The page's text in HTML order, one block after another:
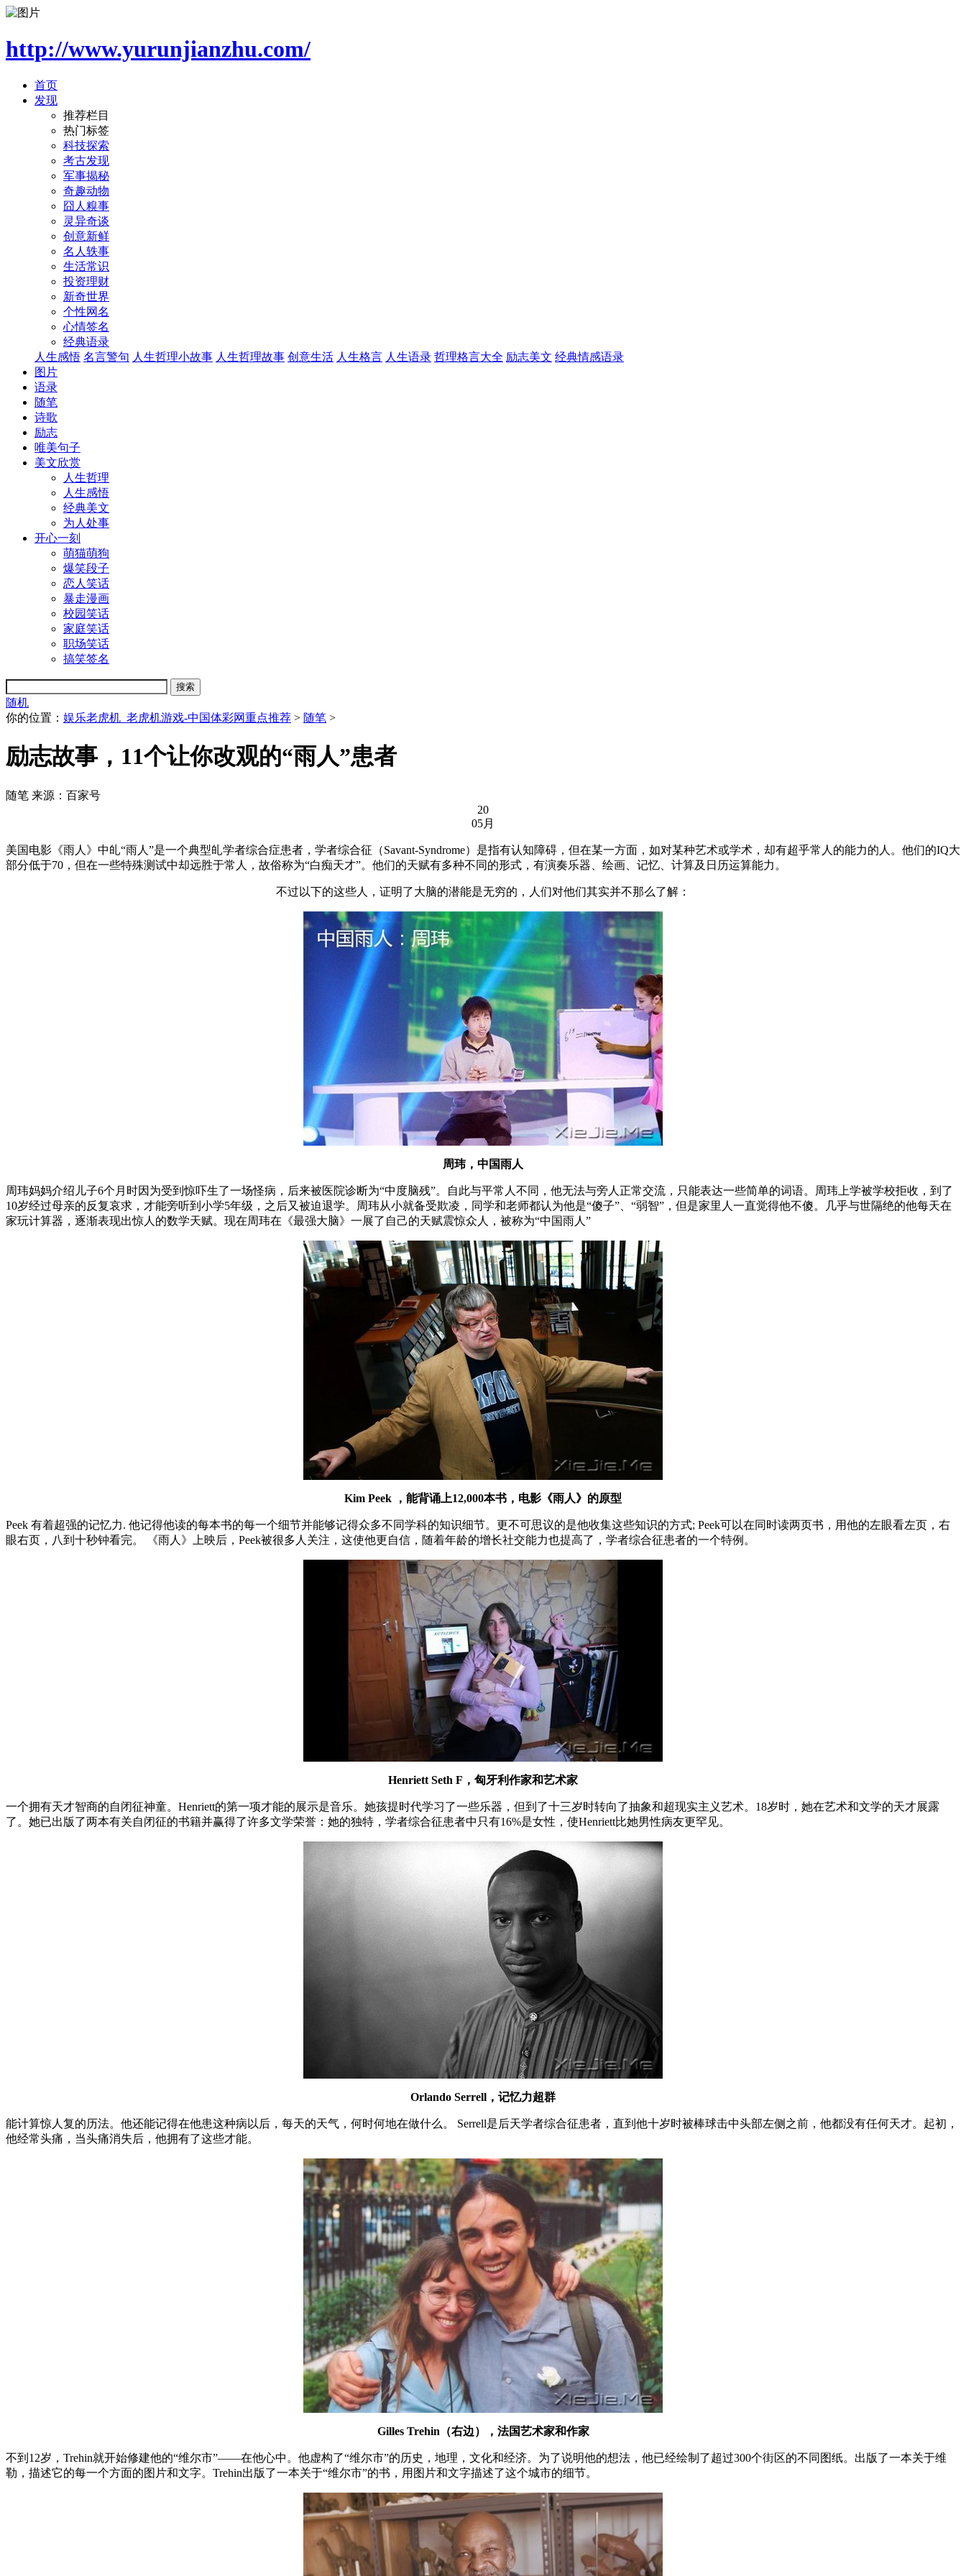
http://www.yurunjianzhu.com/
首页
发现
推荐栏目
热门标签
科技探索
考古发现
军事揭秘
奇趣动物
囧人糗事
灵异奇谈
创意新鲜
名人轶事
生活常识
投资理财
新奇世界
个性网名
心情签名
经典语录
人生感悟 名言警句 人生哲理小故事 人生哲理故事 创意生活 人生格言 人生语录 哲理格言大全 励志美文 经典情感语录
图片
语录
随笔
诗歌
励志
唯美句子
美文欣赏
人生哲理
人生感悟
经典美文
为人处事
开心一刻
萌猫萌狗
爆笑段子
恋人笑话
暴走漫画
校园笑话
家庭笑话
职场笑话
搞笑签名
随机
你的位置： 娱乐老虎机_老虎机游戏-中国体彩网重点推荐 > 随笔 >
励志故事，11个让你改观的“雨人”患者
随笔 来源：百家号
20
05月
美国电影《雨人》中癿“雨人”是一个典型癿学者综合症患者，学者综合征（Savant-Syndrome）是指有认知障碍，但在某一方面，如对某种艺术或学术，却有超乎常人的能力的人。他们的IQ大
部分低于70，但在一些特殊测试中却远胜于常人，故俗称为“白痴天才”。他们的天赋有多种不同的形式，有演奏乐器、绘画、记忆、计算及日历运算能力。
不过以下的这些人，证明了大脑的潜能是无穷的，人们对他们其实并不那么了解：
周玮，中国雨人
周玮妈妈介绍儿子6个月时因为受到惊吓生了一场怪病，后来被医院诊断为“中度脑残”。自此与平常人不同，他无法与旁人正常交流，只能表达一些简单的词语。周玮上学被学校拒收，到了
10岁经过母亲的反复哀求，才能旁听到小学5年级，之后又被迫退学。周玮从小就备受欺凌，同学和老师都认为他是“傻子”、“弱智”，但是家里人一直觉得他不傻。几乎与世隔绝的他每天在
家玩计算器，逐渐表现出惊人的数学天赋。现在周玮在《最强大脑》一展了自己的天赋震惊众人，被称为“中国雨人”
Kim Peek ，能背诵上12,000本书，电影《雨人》的原型
Peek 有着超强的记忆力. 他记得他读的每本书的每一个细节并能够记得众多不同学科的知识细节。更不可思议的是他收集这些知识的方式; Peek可以在同时读两页书，用他的左眼看左页，右
眼右页，八到十秒钟看完。 《雨人》上映后，Peek被很多人关注，这使他更自信，随着年龄的增长社交能力也提高了，学者综合征患者的一个特例。
Henriett Seth F，匈牙利作家和艺术家
一个拥有天才智商的自闭征神童。Henriett的第一项才能的展示是音乐。她孩提时代学习了一些乐器，但到了十三岁时转向了抽象和超现实主义艺术。18岁时，她在艺术和文学的天才展露
了。她已出版了两本有关自闭征的书籍并赢得了许多文学荣誉：她的独特，学者综合征患者中只有16%是女性，使Henriett比她男性病友更罕见。
Orlando Serrell，记忆力超群
能计算惊人复的历法。他还能记得在他患这种病以后，每天的天气，何时何地在做什么。 Serrell是后天学者综合征患者，直到他十岁时被棒球击中头部左侧之前，他都没有任何天才。起初，
他经常头痛，当头痛消失后，他拥有了这些才能。
Gilles Trehin（右边），法国艺术家和作家
不到12岁，Trehin就开始修建他的“维尔市”——在他心中。他虚构了“维尔市”的历史，地理，文化和经济。为了说明他的想法，他已经绘制了超过300个街区的不同图纸。出版了一本关于维
勒，描述它的每一个方面的图片和文字。Trehin出版了一本关于“维尔市”的书，用图片和文字描述了这个城市的细节。